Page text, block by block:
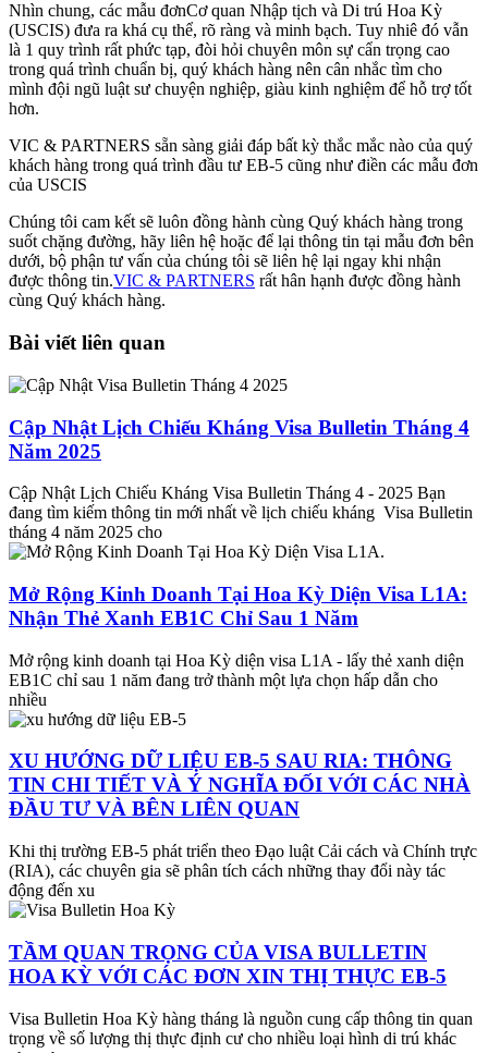
Nhìn chung, các mẫu đơnCơ quan Nhập tịch và Di trú Hoa Kỳ
(USCIS) đưa ra khá cụ thể, rõ ràng và minh bạch. Tuy nhiê đó vẫn
là 1 quy trình rất phức tạp, đòi hỏi chuyên môn sự cẩn trọng cao
trong quá trình chuẩn bị, quý khách hàng nên cân nhắc tìm cho
mình đội ngũ luật sư chuyện nghiệp, giàu kinh nghiệm để hỗ trợ tốt
hơn.
VIC & PARTNERS sẵn sàng giải đáp bất kỳ thắc mắc nào của quý
khách hàng trong quá trình đầu tư EB-5 cũng như điền các mẫu đơn
của USCIS
Chúng tôi cam kết sẽ luôn đồng hành cùng Quý khách hàng trong
suốt chặng đường, hãy liên hệ hoặc để lại thông tin tại mẫu đơn bên
dưới, bộ phận tư vấn của chúng tôi sẽ liên hệ lại ngay khi nhận
được thông tin.VIC & PARTNERS rất hân hạnh được đồng hành
cùng Quý khách hàng.
Bài viết liên quan
Cập Nhật Lịch Chiếu Kháng Visa Bulletin Tháng 4
Năm 2025
Cập Nhật Lịch Chiếu Kháng Visa Bulletin Tháng 4 - 2025 Bạn
đang tìm kiếm thông tin mới nhất về lịch chiếu kháng Visa Bulletin
tháng 4 năm 2025 cho
Mở Rộng Kinh Doanh Tại Hoa Kỳ Diện Visa L1A:
Nhận Thẻ Xanh EB1C Chỉ Sau 1 Năm
Mở rộng kinh doanh tại Hoa Kỳ diện visa L1A - lấy thẻ xanh diện
EB1C chỉ sau 1 năm đang trở thành một lựa chọn hấp dẫn cho
nhiều
XU HƯỚNG DỮ LIỆU EB-5 SAU RIA: THÔNG
TIN CHI TIẾT VÀ Ý NGHĨA ĐỐI VỚI CÁC NHÀ
ĐẦU TƯ VÀ BÊN LIÊN QUAN
Khi thị trường EB-5 phát triển theo Đạo luật Cải cách và Chính trực
(RIA), các chuyên gia sẽ phân tích cách những thay đổi này tác
động đến xu
TẦM QUAN TRỌNG CỦA VISA BULLETIN
HOA KỲ VỚI CÁC ĐƠN XIN THỊ THỰC EB-5
Visa Bulletin Hoa Kỳ hàng tháng là nguồn cung cấp thông tin quan
trọng về số lượng thị thực định cư cho nhiều loại hình di trú khác